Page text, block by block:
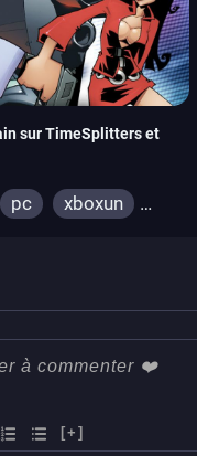
sur TimeSplitters et
pc
xboxun
[+]